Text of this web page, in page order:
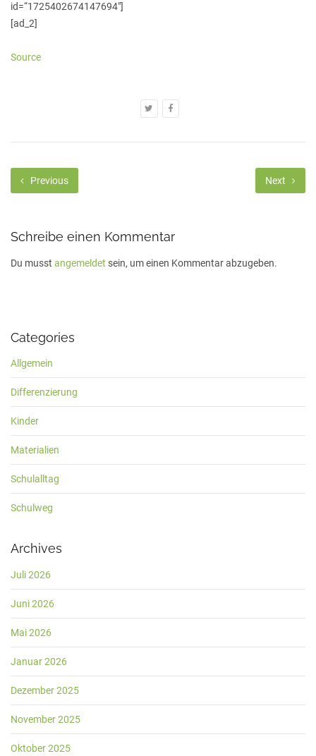
id=“1725402674147694″]
[ad_2]
Source
Previous Next
Schreibe einen Kommentar
Du musst angemeldet sein, um einen Kommentar abzugeben.
Categories
Allgemein
Differenzierung
Kinder
Materialien
Schulalltag
Schulweg
Archives
Juli 2026
Juni 2026
Mai 2026
Januar 2026
Dezember 2025
November 2025
Oktober 2025